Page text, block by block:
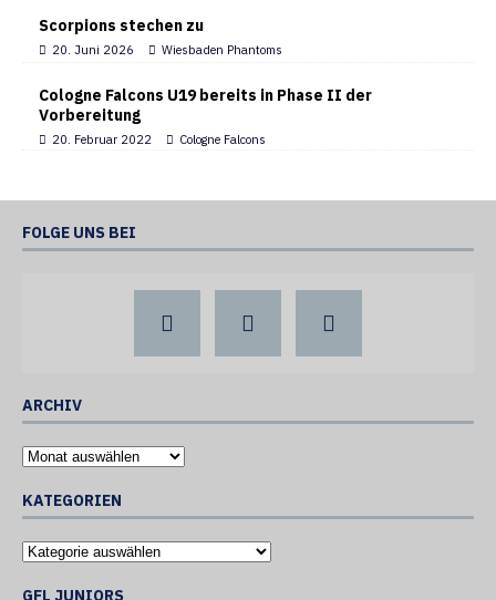
Scorpions stechen zu
20. Juni 2026 Wiesbaden Phantoms
Cologne Falcons U19 bereits in Phase II der
Vorbereitung
20. Februar 2022 Cologne Falcons
FOLGE UNS BEI
ARCHIV
KATEGORIEN
GFL JUNIORS